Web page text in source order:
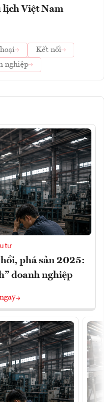
lịch Việt Nam
Kết nối
nghiệp
tư
phá sản 2025:
doanh nghiệp